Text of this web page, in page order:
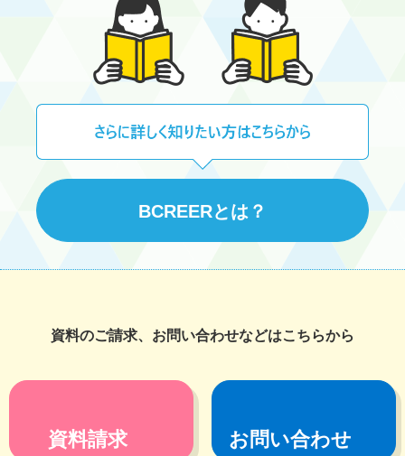
BCREERとは？
資料のご請求、お問い合わせなどはこちらから
資料請求 お問い合わせ